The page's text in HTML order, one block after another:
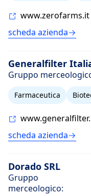
www.zerofarms.it
scheda azienda
Generalfilter Italia
Gruppo
Farmaceutica
scheda azienda
Dorado SRL
Gruppo
merceologico: